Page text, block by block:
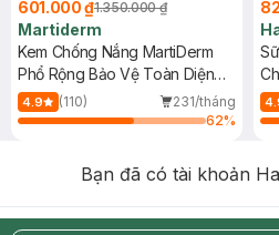
601.000 ₫1.350.000 ₫
Martiderm
Kem Chống Nắng MartiDerm
Phổ Rộng Bảo Vệ Toàn Diện
40ml
4.9 (110)
231/tháng
62%
Bạn đã có tài khoản